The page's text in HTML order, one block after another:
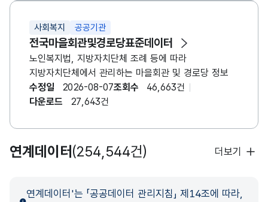
사회복지 공공기관
전국마을회관및경로당표준데이터
노인복지법, 지방자치단체 조례 등에 따라
지방자치단체에서 관리하는 마을회관 및 경로당 정보
수정일
2026-08-07조회수
46,663건
다운로드
27,643건
연계데이터 (254,544건) 더보기
연계데이터'는 「공공데이터 관리지침」 제14조에 따라,